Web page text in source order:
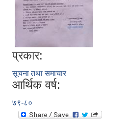
प्रकार:
सूचना तथा समाचार
आर्थिक वर्ष:
७९-८०